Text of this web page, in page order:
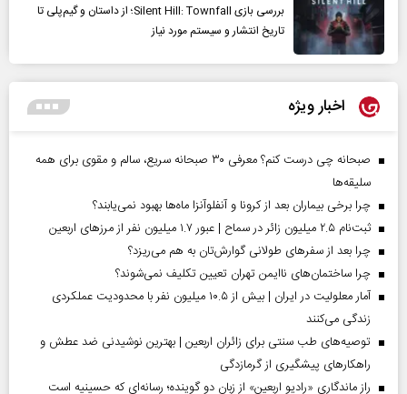
بررسی بازی Silent Hill: Townfall؛ از داستان و گیم‌پلی تا
تاریخ انتشار و سیستم مورد نیاز
اخبار ویژه
صبحانه چی درست کنم؟ معرفی ۳۰ صبحانه سریع، سالم و مقوی برای همه
سلیقه‌ها
چرا برخی بیماران بعد از کرونا و آنفلوآنزا ماه‌ها بهبود نمی‌یابند؟
ثبت‌نام ۲.۵ میلیون زائر در سماح | عبور ۱.۷ میلیون نفر از مرز‌های اربعین
چرا بعد از سفرهای طولانی گوارش‌تان به هم می‌ریزد؟
چرا ساختمان‌های ناایمن تهران تعیین تکلیف نمی‌شوند؟
آمار معلولیت در ایران | بیش از ۱۰.۵ میلیون نفر با محدودیت عملکردی
زندگی می‌کنند
توصیه‌های طب سنتی برای زائران اربعین | بهترین نوشیدنی ضد عطش و
راهکارهای پیشگیری از گرمازدگی
راز ماندگاری «رادیو اربعین» از زبان دو گوینده؛ رسانه‌ای که حسینیه است